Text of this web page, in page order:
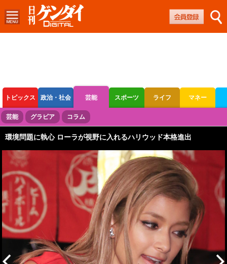
トピックス 政治・社会 芸能 スポーツ ライフ マネー
ボートレース 競輪 オートレース
芸能 グラビア コラム
環境問題に執心 ローラが視野に入れるハリウッド本格進出